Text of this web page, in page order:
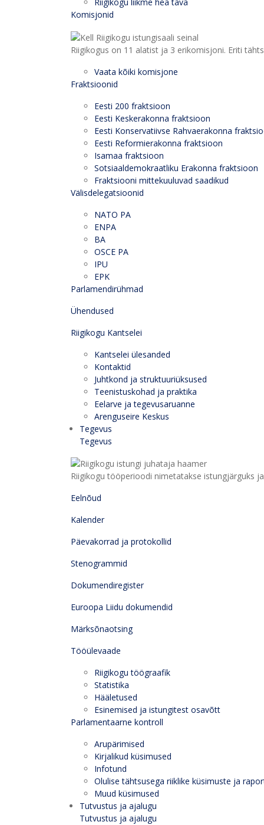
Komisjonid
Riigikogus on 11 alatist ja 3 erikomisjoni. Eriti
Vaata kõiki komisjone
Fraktsioonid
Eesti 200 fraktsioon
Eesti Keskerakonna fraktsioon
Eesti Konservatiivse Rahvaerakonna
Eesti Reformierakonna fraktsioon
Isamaa fraktsioon
Sotsiaaldemokraatliku Erakonna fraktsioon
Fraktsiooni mittekuuluvad saadikud
Välisdelegatsioonid
NATO PA
ENPA
BA
OSCE PA
IPU
EPK
Parlamendirühmad
Ühendused
Riigikogu Kantselei
Kantselei ülesanded
Kontaktid
Juhtkond ja struktuuriüksused
Teenistuskohad ja praktika
Eelarve ja tegevusaruanne
Arenguseire Keskus
Tegevus
Tegevus
Riigikogu tööperioodi nimetatakse istungjärguks
Eelnõud
Kalender
Päevakorrad ja protokollid
Stenogrammid
Dokumendiregister
Euroopa Liidu dokumendid
Märksõnaotsing
Tööülevaade
Riigikogu töögraafik
Statistika
Hääletused
Esinemised ja istungitest osavõtt
Parlamentaarne kontroll
Arupärimised
Kirjalikud küsimused
Infotund
Olulise tähtsusega riiklike küsimuste ja
Muud küsimused
Tutvustus ja ajalugu
Tutvustus ja ajalugu